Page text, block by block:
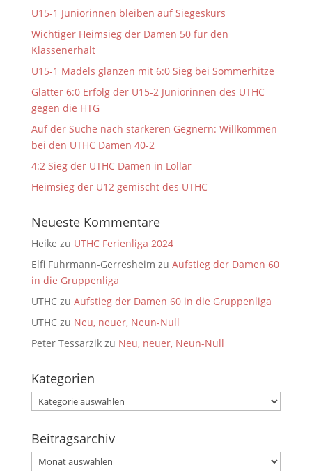
U15-1 Juniorinnen bleiben auf Siegeskurs
Wichtiger Heimsieg der Damen 50 für den
Klassenerhalt
U15-1 Mädels glänzen mit 6:0 Sieg bei Sommerhitze
Glatter 6:0 Erfolg der U15-2 Juniorinnen des UTHC
gegen die HTG
Auf der Suche nach stärkeren Gegnern: Willkommen
bei den UTHC Damen 40-2
4:2 Sieg der UTHC Damen in Lollar
Heimsieg der U12 gemischt des UTHC
Neueste Kommentare
Heike zu UTHC Ferienliga 2024
Elfi Fuhrmann-Gerresheim zu Aufstieg der Damen 60
in die Gruppenliga
UTHCzu Aufstieg der Damen 60 in die Gruppenliga
UTHCzu Neu, neuer, Neun-Null
Peter Tessarzikzu Neu, neuer, Neun-Null
Kategorien
Kategorien
Beitragsarchiv
Beitragsarchiv